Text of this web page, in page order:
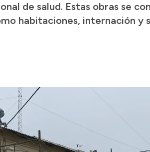
de salud. Estas obras se
habitaciones, internación y